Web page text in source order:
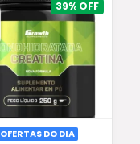
39%
OFERTAS DO DIA